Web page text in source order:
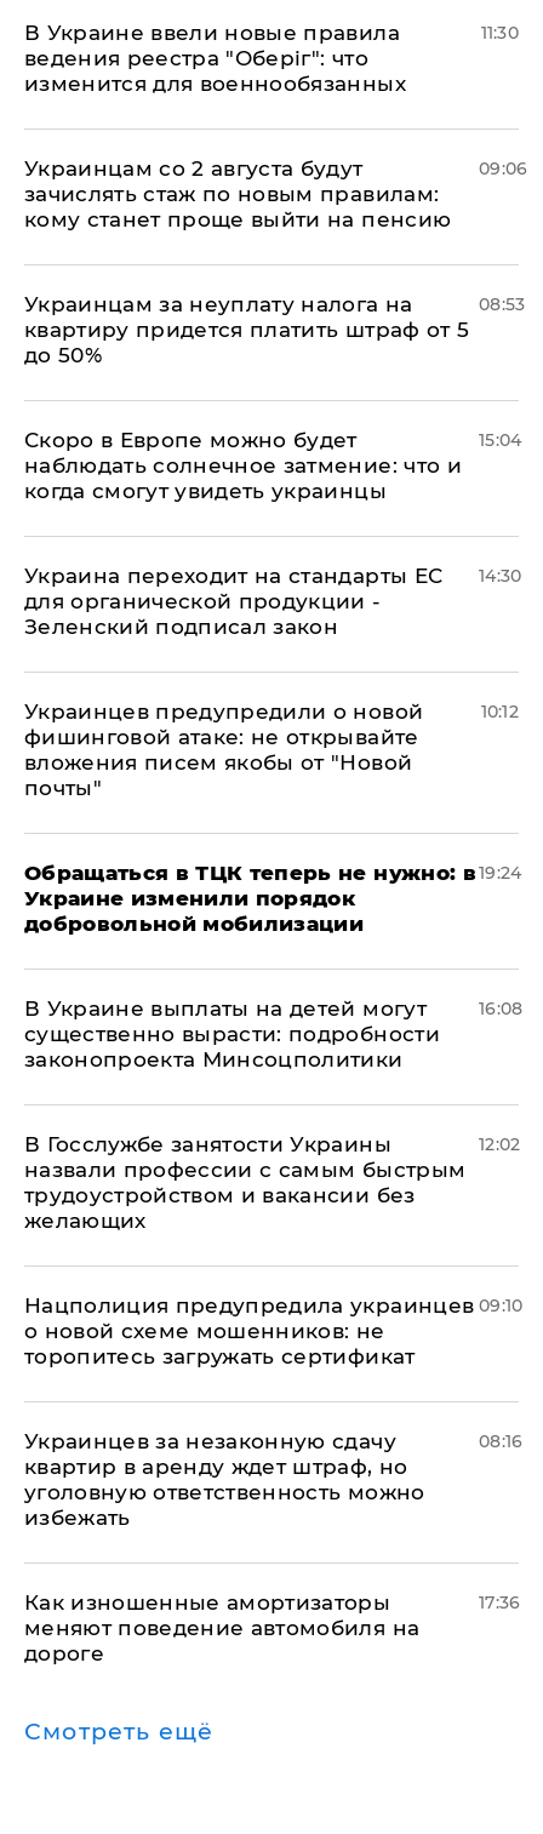
В Украине ввели новые правила
ведения реестра "Оберіг": что
изменится для военнообязанных
11:30
Украинцам со 2 августа будут
зачислять стаж по новым правилам:
кому станет проще выйти на пенсию
09:06
Украинцам за неуплату налога на
квартиру придется платить штраф от 5
до 50%
08:53
Скоро в Европе можно будет
наблюдать солнечное затмение: что и
когда смогут увидеть украинцы
15:04
Украина переходит на стандарты ЕС
для органической продукции -
Зеленский подписал закон
14:30
Украинцев предупредили о новой
фишинговой атаке: не открывайте
вложения писем якобы от "Новой
почты"
10:12
Обращаться в ТЦК теперь не нужно: в
Украине изменили порядок
добровольной мобилизации
19:24
В Украине выплаты на детей могут
существенно вырасти: подробности
законопроекта Минсоцполитики
16:08
В Госслужбе занятости Украины
назвали профессии с самым быстрым
трудоустройством и вакансии без
желающих
12:02
Нацполиция предупредила украинцев
о новой схеме мошенников: не
торопитесь загружать сертификат
09:10
Украинцев за незаконную сдачу
квартир в аренду ждет штраф, но
уголовную ответственность можно
избежать
08:16
Как изношенные амортизаторы
меняют поведение автомобиля на
дороге
17:36
Смотреть ещё